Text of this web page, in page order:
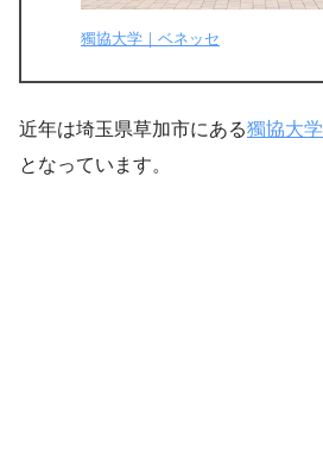
獨協大学｜ベネッセ
近年は埼玉県草加市にある獨協大学
となっています。